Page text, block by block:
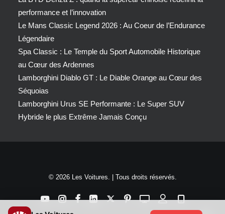
performance et l’innovation
Le Mans Classic Legend 2026 : Au Coeur de l’Endurance
Légendaire
Spa Classic : Le Temple du Sport Automobile Historique
au Cœur des Ardennes
Lamborghini Diablo GT : Le Diable Orange au Cœur des
Séquoias
Lamborghini Urus SE Performante : Le Super SUV
Hybride le plus Extrême Jamais Conçu
© 2026 Les Voitures. | Tous droits réservés.